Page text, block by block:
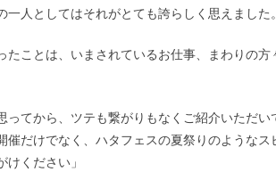
人としてはそれがとても誇らしく思えました。
たことは、いまされているお仕事、まわりの
ってから、ツテも繋がりもなくご紹介いただ
催だけでなく、ハタフェスの夏祭りのような
ください」